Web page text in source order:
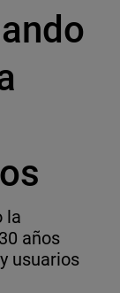
la
años
usuarios